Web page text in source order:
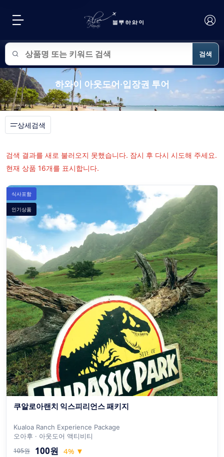
블루하와이 상품 검색
검색
하와이 아웃도어·입장권 투어
상세검색
검색 결과를 새로 불러오지 못했습니다. 잠시 후 다시 시도해 주세요.
현재 상품 16개를 표시합니다.
식사포함
인기상품
쿠알로아랜치 익스피리언스 패키지
Kualoa Ranch Experience Package
오아후 · 아웃도어 액티비티
105원 100원 4% ▼